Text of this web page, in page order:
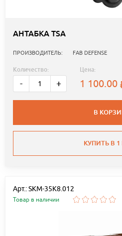
АНТАБКА TSA
ПРОИЗВОДИТЕЛЬ: FAB DEFENSE
Количество:
- +
Цена:
1 100.00
В
КУПИТЬ В
Арт.: SKM-35K8.012
Товар в наличии